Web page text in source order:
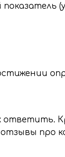
ответить.
про